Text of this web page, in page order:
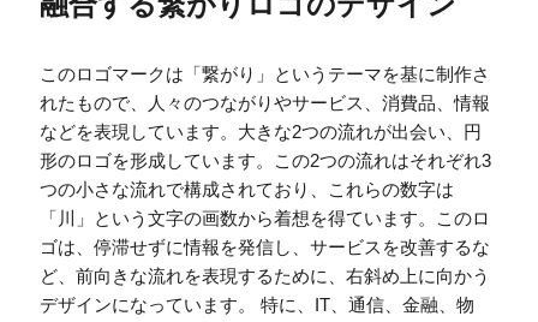
このロゴマークは「繋がり」というテーマを基に制作さ
れたもので、人々のつながりやサービス、消費品、情報
などを表現しています。大きな2つの流れが出会い、円
形のロゴを形成しています。この2つの流れはそれぞれ3
つの小さな流れで構成されており、これらの数字は
「川」という文字の画数から着想を得ています。このロ
ゴは、停滞せずに情報を発信し、サービスを改善するな
ど、前向きな流れを表現するために、右斜め上に向かう
デザインになっています。 特に、IT、通信、金融、物